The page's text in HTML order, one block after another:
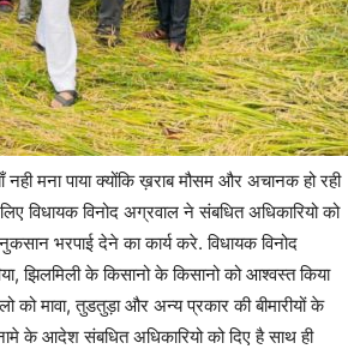
मना पाया क्योंकि ख़राब मौसम और अचानक हो रही
विधायक विनोद अग्रवाल ने संबधित अधिकारियो को
भरपाई देने का कार्य करे. विधायक विनोद
झिलमिली के किसानो के किसानो को आश्वस्त किया
मावा, तुडतुड़ा और अन्य प्रकार की बीमारीयों के
के आदेश संबधित अधिकारियो को दिए है साथ ही